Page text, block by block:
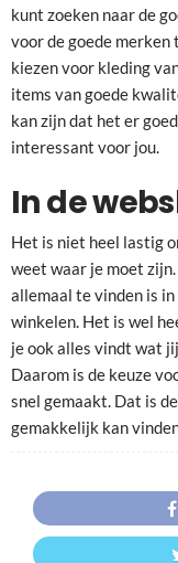
kunt zoeken naar de
voor de goede
kiezen voor kleding
items van goede
kan zijn dat het er
interessant voor jou.
In de
Het is niet heel lastig
weet waar je moet
allemaal te vinden is
winkelen. Het is wel
je ook alles vindt wat
Daarom is de keuze
snel gemaakt. Dat is
gemakkelijk kan